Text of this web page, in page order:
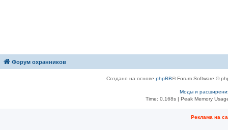
Форум охранников
Создано на основе phpBB® Forum Software ©
Моды и
Time: 0.168s| Peak Memory
Рeклама на